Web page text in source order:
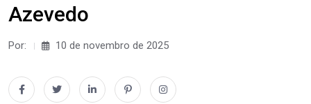
Azevedo
Por: 10 de novembro de 2025